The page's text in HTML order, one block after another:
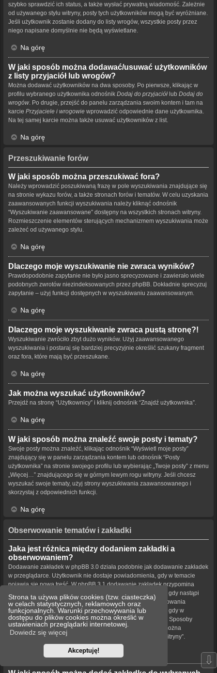
Strona ta używa plików cookies (tzw. ciasteczka)
w celach statystycznych, reklamowych oraz
funkcjonalnych. Warunki przechowywania lub
dostępu do plików cookies można określić w
ustawieniach przeglądarki internetowej.
Dowiedz się więcej
Akceptuję!
szybko sprawdzić ich status, a także wysłać prywatną wiadomość. Zależnie
od używanego stylu witryny, posty tych użytkowników mogą być wyróżniane.
Jeśli użytkownik zostanie dodany do listy wrogów, wszystkie posty przez
niego napisane domyślnie nie będą wyświetlane.
Na górę
W jaki sposób można dodawać/usuwać użytkowników
z listy przyjaciół lub wrogów?
Można dodawać użytkowników na dwa sposoby. Po pierwsze, klikając w
profilu wybranego użytkownika odnośnik Dodaj do przyjaciół lub Dodaj do
wrogów . Po drugie, przejść do panelu zarządzania swoim kontem i tam na
karcie Przyjaciele i wrogowie wprowadzić odpowiednie dane użytkownika.
Na tej samej karcie można także usuwać użytkowników z list.
Na górę
Przeszukiwanie forów
W jaki sposób można przeszukiwać fora?
Należy wprowadzić poszukiwaną frazę w pole wyszukiwania znajdujące się
na stronie wykazu forów, a także stronach forów i tematów. W celu uzyskania
zaawansowanych funkcji wyszukiwania należy kliknąć odnośnik
“Wyszukiwanie zaawansowane” dostępny na wszystkich stronach witryny.
Rozmieszczenie elementów sterujących mechanizmem wyszukiwania może
zależeć od używanego stylu.
Na górę
Dlaczego moje wyszukiwanie nie zwraca wyników?
Prawdopodobnie zapytanie nie było jasno sprecyzowane i zawierało wiele
podobnych zwrotów niezindeksowanych przez phpBB. Dokładnie sprecyzuj
zapytanie – użyj funkcji dostępnych w wyszukiwaniu zaawansowanym.
Na górę
Dlaczego moje wyszukiwanie zwraca pustą stronę?!
Wyszukiwanie zwróciło zbyt dużo wyników. Użyj zaawansowanego
wyszukiwania i postaraj się bardziej precyzyjnie określić szukany fragment
oraz fora, które mają być przeszukane.
Na górę
Jak można wyszukać użytkowników?
Przejdź na stronę “Użytkownicy” i kliknij odnośnik “Znajdź użytkownika”.
Na górę
W jaki sposób można znaleźć swoje posty i tematy?
Swoje posty można znaleźć, klikając odnośnik “Wyświetl moje posty”
znajdujący się w panelu zarządzania kontem lub odnośnik “Posty
użytkownika” na stronie swojego profilu lub wybierając „Twoje posty” z menu
„Więcej…” znajdującego się w górnym lewym rogu witryny. Jeśli chcesz
wyszukać swoje tematy, użyj strony wyszukiwania zaawansowanego i
skorzystaj z odpowiednich funkcji.
Na górę
Obserwowanie tematów i zakładki
Jaka jest różnica między dodaniem zakładki a
obserwowaniem?
Dodawanie zakładek w phpBB 3.0 działa podobnie jak dodawanie zakładek
w przeglądarce. Użytkownik nie dostaje powiadomienia, gdy w temacie
pojawia się nowa treść. W phpBB 3.1 dodawanie zakładek przypomina
obserwowanie tematu. Użytkownik może być powiadamiany, gdy nastąpi
aktualizacja tematu oznaczonego zakładką. Funkcja obserwowania
powiadamia użytkownika – w wybrany przez niego sposób – gdy w
obserwowanym temacie bądź forum pojawiła się nowa treść. Sposoby
powiadamiania dla zakładek i obserwowanych elementów można
konfigurować w panelu użytkownika na karcie „Ustawienia witryny”.
⇩